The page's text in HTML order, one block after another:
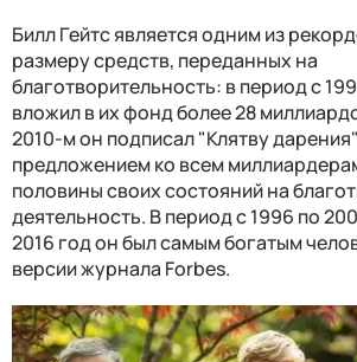
Билл Гейтс является одним из
размеру средств, переданных на
благотворительность: в период с
вложил в их фонд более 28
2010-м он подписал "Клятву
предложением ко всем
половины своих состояний на
деятельность. В период с 1996 по
2016 год он был самым богатым
версии журнала Forbes.